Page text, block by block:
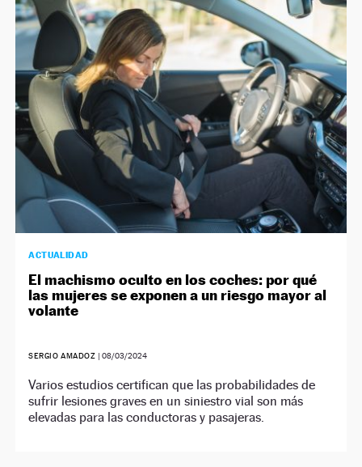
NEWSLETTER
SÍGUENOS
ACTUALIDAD
El machismo oculto en los coches: por qué
las mujeres se exponen a un riesgo mayor al
volante
SERGIO AMADOZ |08/03/2024
Varios estudios certifican que las probabilidades de
sufrir lesiones graves en un siniestro vial son más
elevadas para las conductoras y pasajeras.